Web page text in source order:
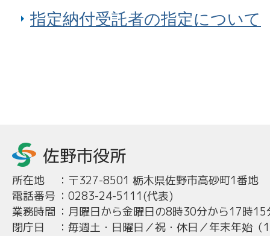
指定納付受託者の指定について
所在地 ： 〒327-8501 栃木県佐野市高砂町1番地
電話番号 ： 0283-24-5111(代表)
業務時間 ： 月曜日から金曜日の8時30分から17時15
閉庁日
： 毎週土・日曜日／祝・休日／年末年始